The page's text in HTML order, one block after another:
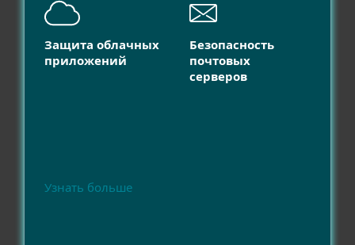
Защита облачных
приложений
Узнать больше
Безопасность
почтовых
серверов